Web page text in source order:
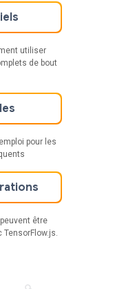
utiliser
de bout
pour les
être